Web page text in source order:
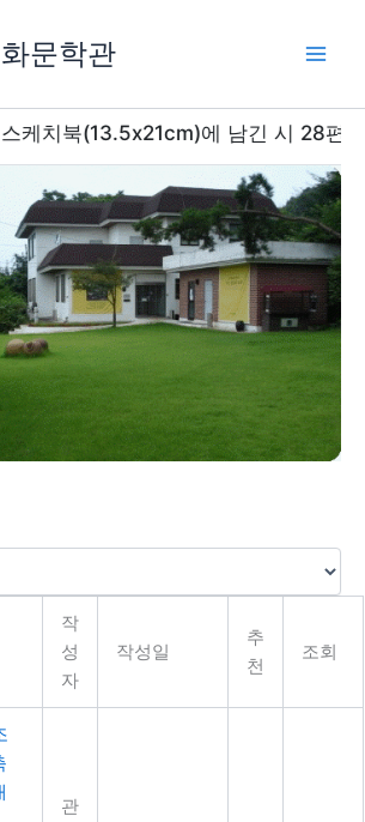
문학관
치북(13.5x21cm)에 남긴 시 28편과
작
성
자
작성일
추
천
조회
관